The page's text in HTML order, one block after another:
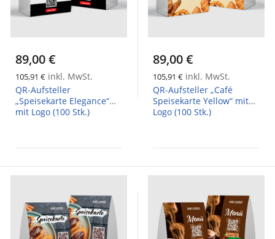
89,00 €
105,91 € inkl. MwSt.
QR-Aufsteller
„Speisekarte Elegance“
mit Logo (100 Stk.)
89,00 €
105,91 € inkl. MwSt.
QR-Aufsteller „Café
Speisekarte Yellow“ mit
Logo (100 Stk.)